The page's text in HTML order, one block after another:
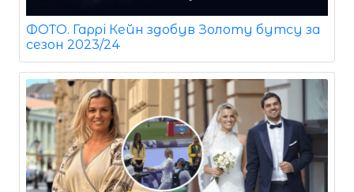
ФОТО. Гаррі Кейн здобув Золоту бутсу за
сезон 2023/24